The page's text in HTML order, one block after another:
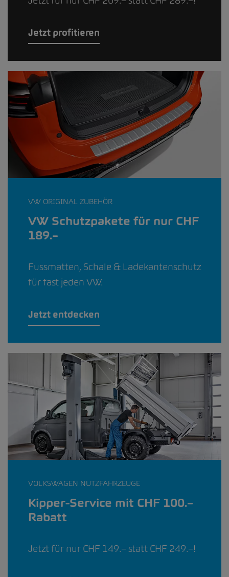
Jetzt profitieren
VW ORIGINAL ZUBEHÖR
VW Schutzpakete für nur CHF
189.–
Fussmatten, Schale & Ladekantenschutz
für fast jeden VW.
Jetzt entdecken
VOLKSWAGEN NUTZFAHRZEUGE
Kipper-Service mit CHF 100.–
Rabatt
Jetzt für nur CHF 149.– statt CHF 249.–!